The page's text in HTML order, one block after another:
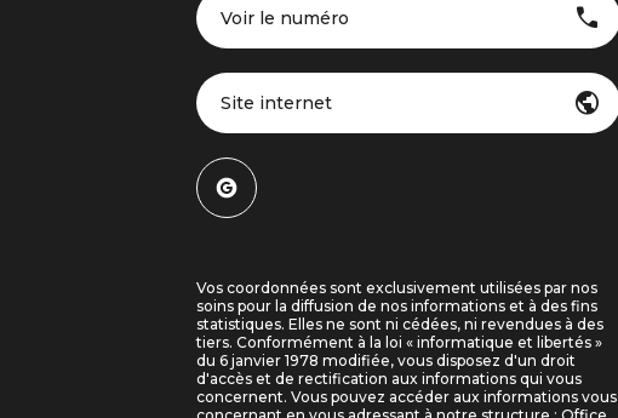
Voir le numéro
Site internet
Vos coordonnées sont exclusivement utilisées par nos
soins pour la diffusion de nos informations et à des fins
statistiques. Elles ne sont ni cédées, ni revendues à des
tiers. Conformément à la loi « informatique et libertés »
du 6 janvier 1978 modifiée, vous disposez d'un droit
d'accès et de rectification aux informations qui vous
concernent. Vous pouvez accéder aux informations vous